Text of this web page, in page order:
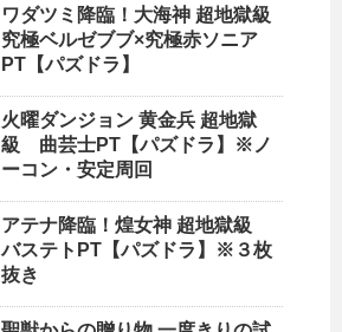
ワダツミ降臨！大海神 超地獄級
究極ベルゼブブ×究極赤ソニア
PT【パズドラ】
火曜ダンジョン 黄金兵 超地獄
級 曲芸士PT【パズドラ】※ノ
ーコン・安定周回
アテナ降臨！煌女神 超地獄級
バステトPT【パズドラ】※３枚
抜き